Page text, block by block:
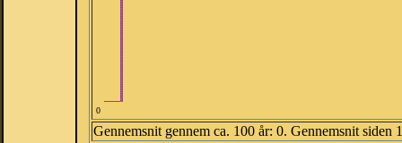
0
Gennemsnit gennem ca. 100 år: 0. Gennemsnit siden